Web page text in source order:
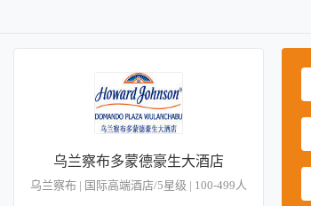
乌兰察布多蒙德豪生大酒店
乌兰察布 | 国际高端酒店/5星级 | 100-499人